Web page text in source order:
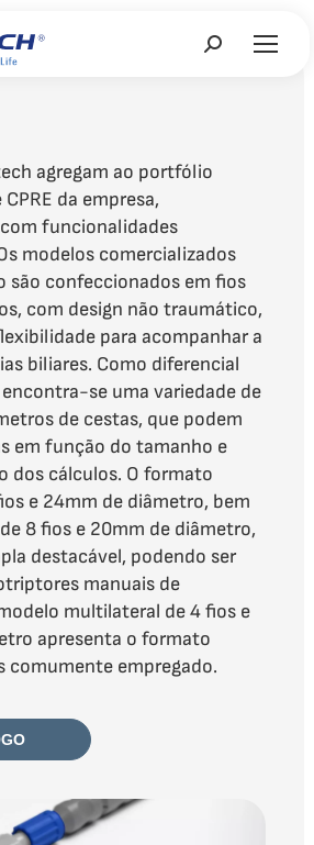
Search:
agregam ao portfólio
da empresa,
funcionalidades
modelos comercializados
são confeccionados em fios
com design não traumático,
para acompanhar a
biliares. Como diferencial
se uma variedade de
de cestas, que podem
em função do tamanho e
dos cálculos. O formato
e 24mm de diâmetro, bem
8 fios e 20mm de diâmetro,
destacável, podendo ser
manuais de
multilateral de 4 fios e
apresenta o formato
comumente empregado.